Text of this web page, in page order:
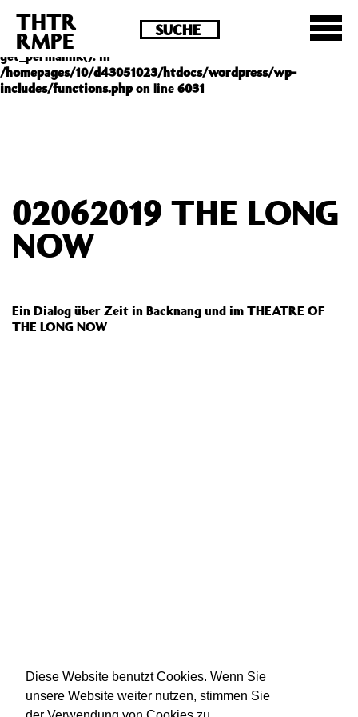
Diese Website benutzt Cookies. Wenn Sie
unsere Website weiter nutzen, stimmen Sie
Deprecated : Die Funktion post_permalink ist seit
Version 4.4.0 veraltet! Verwende stattdessen
get_permalink(). in
/homepages/10/d43051023/htdocs/wordpress/wp-
includes/functions.phpon line 6031
THTR
RMPE
02062019 THE LONG
NOW
Ein Dialog über Zeit in Backnang und im THEATRE OF
THE LONG NOW